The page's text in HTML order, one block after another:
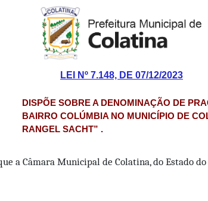
LEI Nº 7.148, DE 07/12/2023
DISPÕE SOBRE A DENOMINAÇÃO DE
BAIRRO COLÚMBIA NO MUNICÍPIO DE
RANGEL SACHT” .
a Câmara Municipal de Colatina, do Estado